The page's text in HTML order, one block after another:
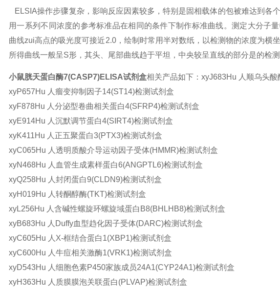
ELSIA操作步骤复杂，影响反应因素较多，特别是固相载体的包被难达到各
用一系列不同浓度的参考标准品在相同的条件下制作标准曲线。测定大分子
曲线zui高点的吸光度可接近2.0，绘制时常用半对数纸，以检测物的浓度为横
所得曲线一般呈S形，其头、尾部曲线趋于平坦，中央较呈直线的部分是的检测
小鼠胱天蛋白酶7(CASP7)ELISA试剂盒相关产品如下：xyJ683Hu 人顺乌头
xyP657Hu 人瘤变抑制因子14(ST14)检测试剂盒
xyF878Hu 人分泌型卷曲相关蛋白4(SFRP4)检测试剂盒
xyE914Hu 人沉默调节蛋白4(SIRT4)检测试剂盒
xyK411Hu 人正五聚蛋白3(PTX3)检测试剂盒
xyC065Hu 人透明质酸介导运动因子受体(HMMR)检测试剂盒
xyN468Hu 人血管生成素样蛋白6(ANGPTL6)检测试剂盒
xyQ258Hu 人封闭蛋白9(CLDN9)检测试剂盒
xyH019Hu 人转酮醇酶(TKT)检测试剂盒
xyL256Hu 人含碱性螺旋环螺旋域蛋白B8(BHLHB8)检测试剂盒
xyB683Hu 人Duffy血型趋化因子受体(DARC)检测试剂盒
xyC605Hu 人X-框结合蛋白1(XBP1)检测试剂盒
xyC600Hu 人牛痘相关激酶1(VRK1)检测试剂盒
xyD543Hu 人细胞色素P450家族成员24A1(CYP24A1)检测试剂盒
xyH363Hu 人质膜膜泡关联蛋白(PLVAP)检测试剂盒